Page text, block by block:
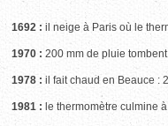
1692 : il neige à Paris où le
1970 : 200 mm de pluie
1978 : il fait chaud en Beauce :
1981 : le thermomètre culmine